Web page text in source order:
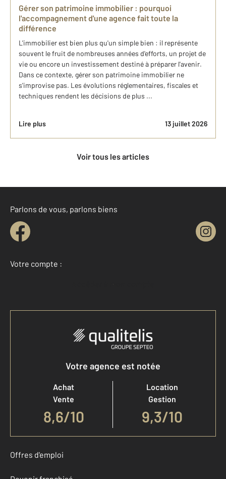
Gérer son patrimoine immobilier : pourquoi
l'accompagnement d'une agence fait toute la
différence
L'immobilier est bien plus qu'un simple bien : il représente
souvent le fruit de nombreuses années d'efforts, un projet de
vie ou encore un investissement destiné à préparer l'avenir.
Dans ce contexte, gérer son patrimoine immobilier ne
s'improvise pas. Les évolutions réglementaires, fiscales et
techniques rendent les décisions de plus ...
Lire plus 13 juillet 2026
Voir tous les articles
Parlons de vous, parlons biens
Votre compte :
Accéder à mon compte
Votre agence est notée
Achat
Vente
8,6/10
Location
Gestion
9,3/10
Offres d'emploi